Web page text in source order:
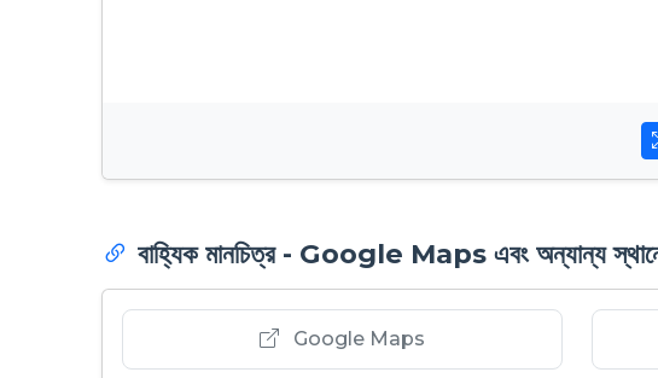
বাহ্যিক মানচিত্র - Google Maps এবং অন্যান্য স্থানে
Google Maps